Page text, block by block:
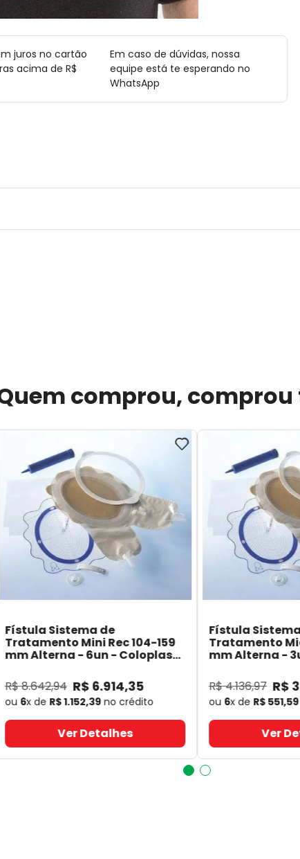
juros no cartão
acima de R$
Em caso de dúvidas, nossa
equipe está te esperando no
WhatsApp
comprou,
Fístula Sistema de
Tratamento Mini Rec 104-159
mm Alterna - 6un - Coloplast
R$8.642,94 R$ 6.914,35
ou 6x de R$1.152,39no crédito
Ver Detalhes
Fístula
Tratamento
mm Alterna -
R$4.136,97 R$ 3
ou 6x de R$ 551,59
Ver